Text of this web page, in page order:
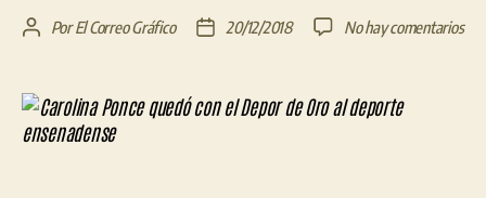
Autor
entrada
PorEl Correo Gráfico
Fecha
entrada
20/12/2018 No hay comentariosen